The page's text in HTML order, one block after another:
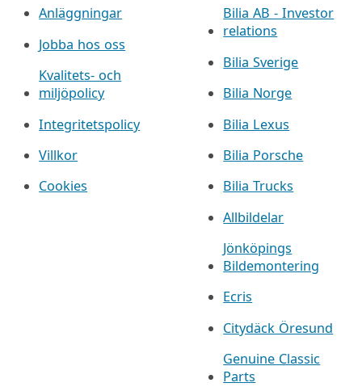
Anläggningar
Jobba hos oss
Kvalitets- och
miljöpolicy
Integritetspolicy
Villkor
Cookies
Bilia AB - Investor
relations
Bilia Sverige
Bilia Norge
Bilia Lexus
Bilia Porsche
Bilia Trucks
Allbildelar
Jönköpings
Bildemontering
Ecris
Citydäck Öresund
Genuine Classic
Parts